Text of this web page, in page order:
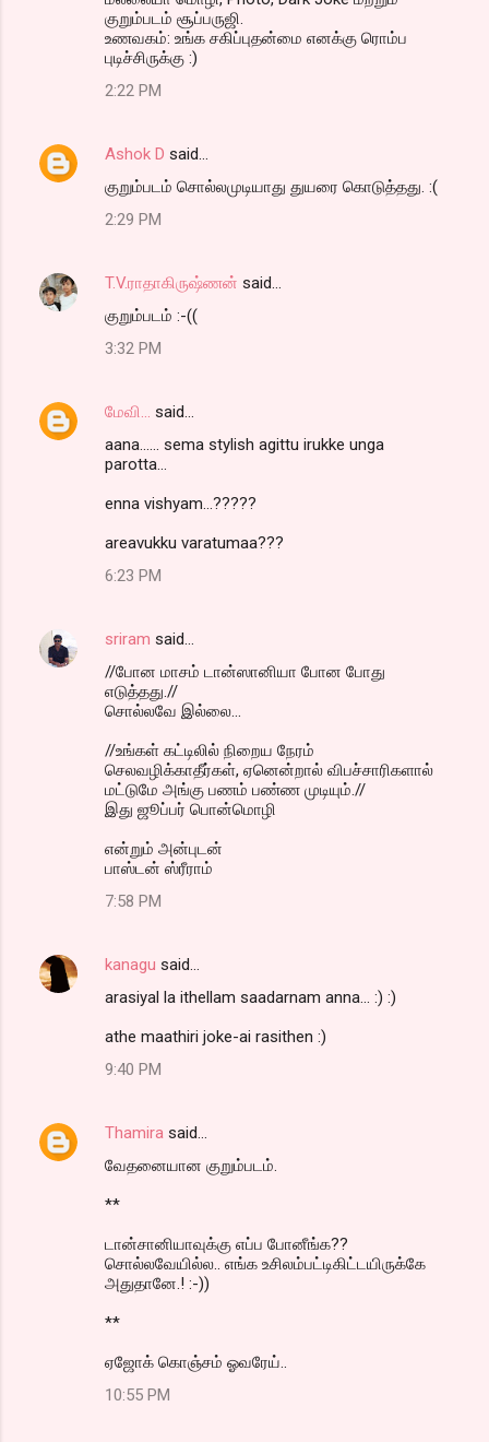
குறும்படம் சூப்பருஜி.
உணவகம்: உங்க சகிப்புதன்மை எனக்கு ரொம்ப
புடிச்சிருக்கு :)
2:22 PM
Ashok D said…
குறும்படம் சொல்லமுடியாது துயரை கொடுத்தது. :(
2:29 PM
T.V.ராதாகிருஷ்ணன் said…
குறும்படம் :-((
3:32 PM
மேவி...
said…
aana...... sema stylish agittu irukke unga
parotta...
enna vishyam...?????
areavukku varatumaa???
6:23 PM
sriram said…
//போன மாசம் டான்ஸானியா போன போது
எடுத்தது.//
சொல்லவே இல்லை...
//உங்கள் கட்டிலில் நிறைய நேரம்
செலவழிக்காதீர்கள், ஏனென்றால் விபச்சாரிகளால்
மட்டுமே அங்கு பணம் பண்ண முடியும்.//
இது ஜூப்பர் பொன்மொழி
என்றும் அன்புடன்
பாஸ்டன் ஸ்ரீராம்
7:58 PM
kanagu said…
arasiyal la ithellam saadarnam anna... :) :)
athe maathiri joke-ai rasithen :)
9:40 PM
Thamira said…
வேதனையான குறும்படம்.
**
டான்சானியாவுக்கு எப்ப போனீங்க??
சொல்லவேயில்ல.. எங்க உசிலம்பட்டிகிட்டயிருக்கே
அதுதானே.! :-))
**
ஏஜோக் கொஞ்சம் ஓவரேய்..
10:55 PM